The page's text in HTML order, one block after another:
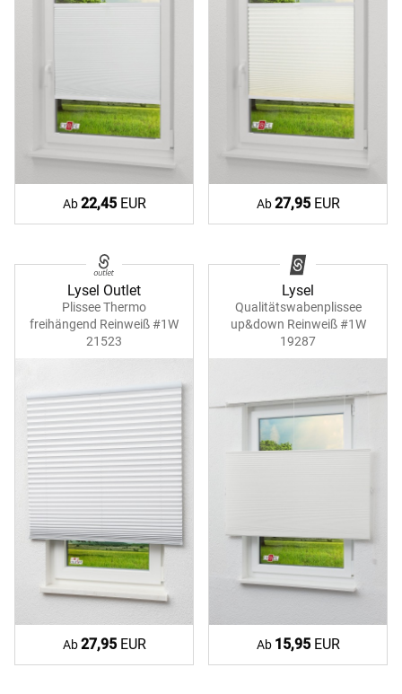
Ab22,45EUR Ab27,95EUR
Lysel Outlet
Plissee Thermo
freihängend Reinweiß #1W
21523
Ab27,95EUR
Lysel
Qualitätswabenplissee
up&down Reinweiß #1W
19287
Ab 15,95EUR